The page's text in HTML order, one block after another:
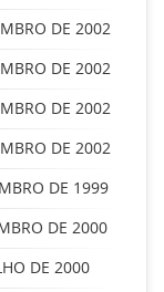
DE 2002
DE 2002
DE 2002
DE 2002
DE 1999
DE 2000
DE 2000